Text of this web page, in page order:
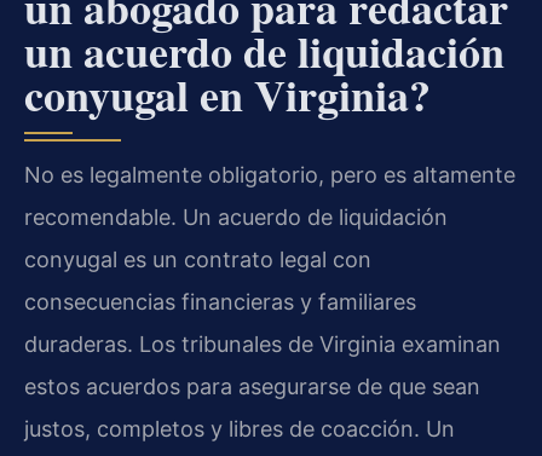
un acuerdo de liquidación
conyugal en Virginia?
No es legalmente obligatorio, pero es altamente
recomendable. Un acuerdo de liquidación
conyugal es un contrato legal con
consecuencias financieras y familiares
duraderas. Los tribunales de Virginia examinan
estos acuerdos para asegurarse de que sean
justos, completos y libres de coacción. Un